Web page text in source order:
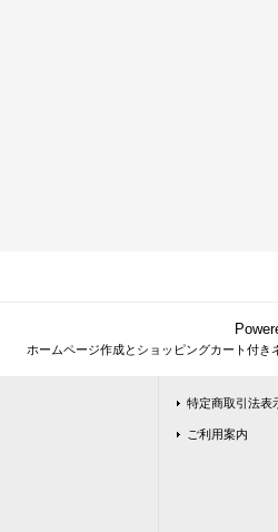
ホームページ作成とショッピングカート付き
特定商取引法表
ご利用案内